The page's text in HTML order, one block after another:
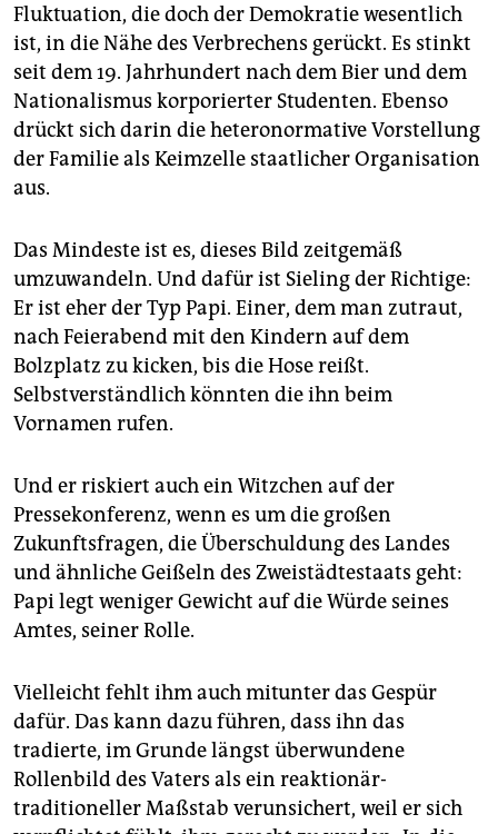
Fluktuation, die doch der Demokratie wesentlich
ist, in die Nähe des Verbrechens gerückt. Es stinkt
seit dem 19. Jahrhundert nach dem Bier und dem
Nationalismus korporierter Studenten. Ebenso
drückt sich darin die heteronormative Vorstellung
der Familie als Keimzelle staatlicher Organisation
aus.
Das Mindeste ist es, dieses Bild zeitgemäß
umzuwandeln. Und dafür ist Sieling der Richtige:
Er ist eher der Typ Papi. Einer, dem man zutraut,
nach Feierabend mit den Kindern auf dem
Bolzplatz zu kicken, bis die Hose reißt.
Selbstverständlich könnten die ihn beim
Vornamen rufen.
Und er riskiert auch ein Witzchen auf der
Pressekonferenz, wenn es um die großen
Zukunftsfragen, die Überschuldung des Landes
und ähnliche Geißeln des Zweistädtestaats geht:
Papi legt weniger Gewicht auf die Würde seines
Amtes, seiner Rolle.
Vielleicht fehlt ihm auch mitunter das Gespür
dafür. Das kann dazu führen, dass ihn das
tradierte, im Grunde längst überwundene
Rollenbild des Vaters als ein reaktionär-
traditioneller Maßstab verunsichert, weil er sich